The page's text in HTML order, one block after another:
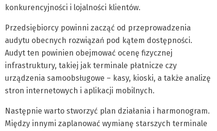
konkurencyjności i lojalności klientów.
Przedsiębiorcy powinni zacząć od przeprowadzenia
audytu obecnych rozwiązań pod kątem dostępności.
Audyt ten powinien obejmować ocenę fizycznej
infrastruktury, takiej jak terminale płatnicze czy
urządzenia samoobsługowe – kasy, kioski, a także analizę
stron internetowych i aplikacji mobilnych.
Następnie warto stworzyć plan działania i harmonogram.
Między innymi zaplanować wymianę starszych terminale